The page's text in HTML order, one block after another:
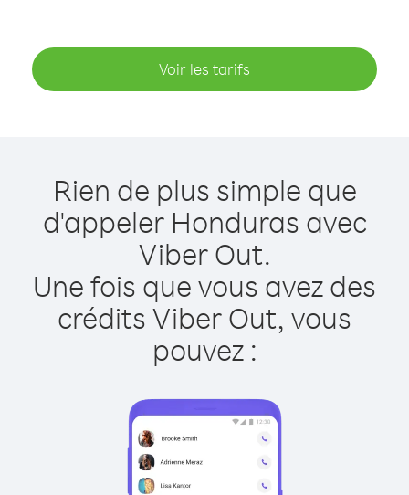
Voir les tarifs
Rien de plus simple que
d'appeler Honduras avec
Viber Out.
Une fois que vous avez des
crédits Viber Out, vous
pouvez :